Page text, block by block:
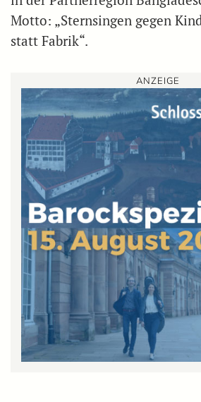
Motto: „Sternsingen gegen
statt Fabrik“.
ANZEIGE